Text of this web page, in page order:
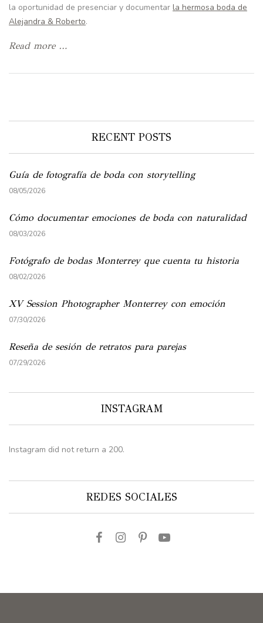
la oportunidad de presenciar y documentar la hermosa boda de
Alejandra & Roberto.
Read more …
RECENT POSTS
Guía de fotografía de boda con storytelling
08/05/2026
Cómo documentar emociones de boda con naturalidad
08/03/2026
Fotógrafo de bodas Monterrey que cuenta tu historia
08/02/2026
XV Session Photographer Monterrey con emoción
07/30/2026
Reseña de sesión de retratos para parejas
07/29/2026
INSTAGRAM
Instagram did not return a 200.
REDES SOCIALES